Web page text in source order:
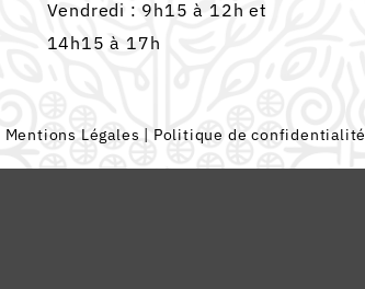
Vendredi : 9h15 à 12h et
14h15 à 17h
Mentions Légales | Politique de confidentialité